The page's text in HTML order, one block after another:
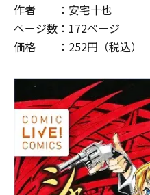
作者 ：安宅十也
ページ数： 172ページ
価格 ： 252円（税込）